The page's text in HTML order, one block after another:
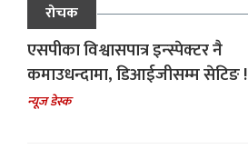
रोचक
एसपीका विश्वासपात्र इन्स्पेक्टर नै
कमाउधन्दामा, डिआईजीसम्म सेटिङ !
न्यूज डेस्क